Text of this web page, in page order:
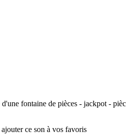
fontaine de pièces - jackpot -